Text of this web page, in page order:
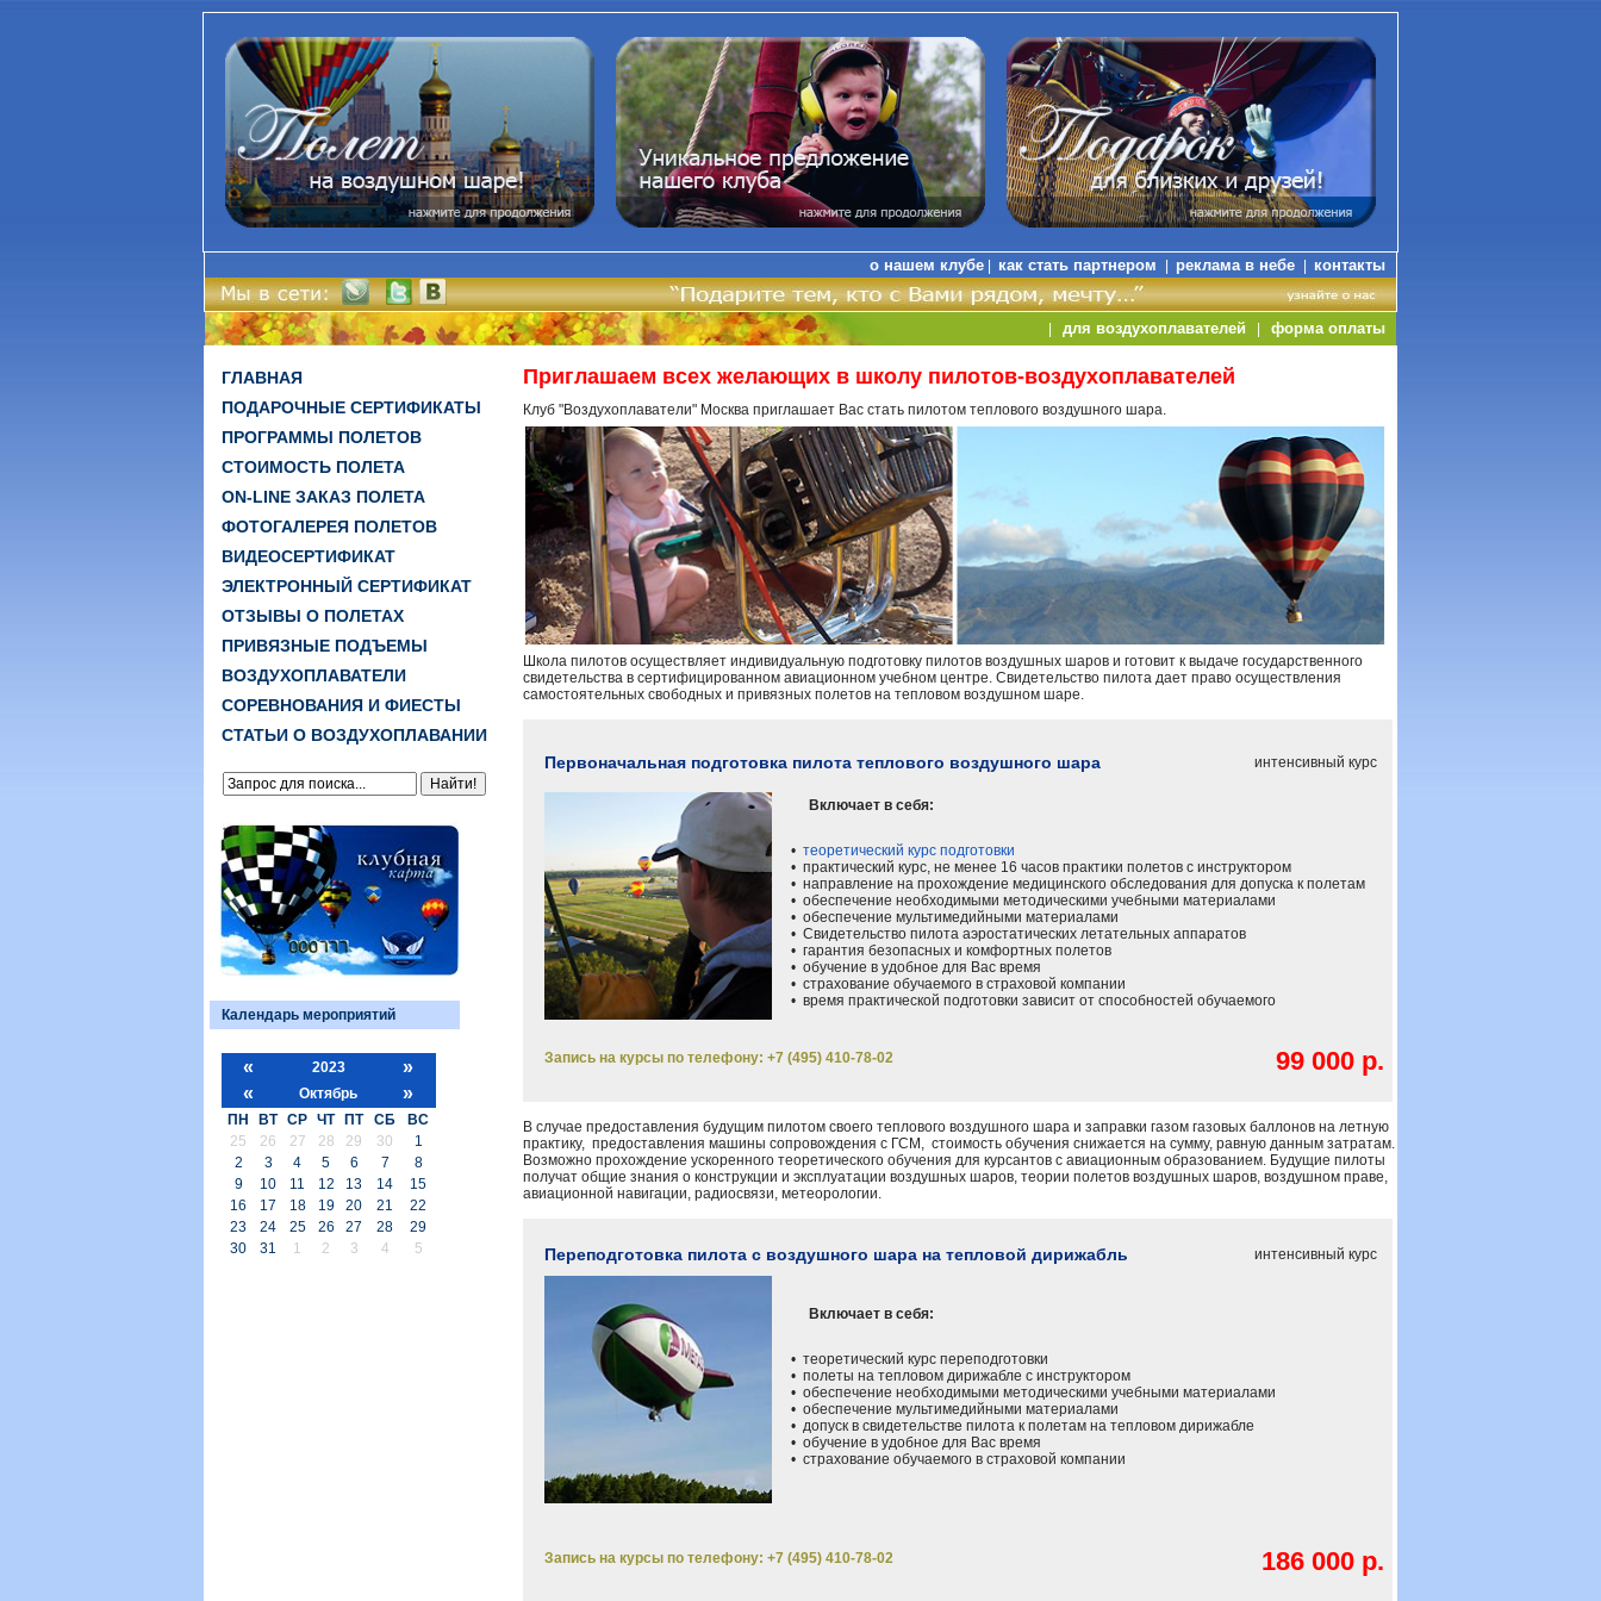
о нашем клубе как стать партнером реклама в небе контакты
для воздухоплавателей форма оплаты
ГЛАВНАЯ
ПОДАРОЧНЫЕ СЕРТИФИКАТЫ
ПРОГРАММЫ ПОЛЕТОВ
СТОИМОСТЬ ПОЛЕТА
ON-LINE ЗАКАЗ ПОЛЕТА
ФОТОГАЛЕРЕЯ ПОЛЕТОВ
ВИДЕОСЕРТИФИКАТ
ЭЛЕКТРОННЫЙ СЕРТИФИКАТ
ОТЗЫВЫ О ПОЛЕТАХ
ПРИВЯЗНЫЕ ПОДЪЕМЫ
ВОЗДУХОПЛАВАТЕЛИ
СОРЕВНОВАНИЯ И ФИЕСТЫ
СТАТЬИ О ВОЗДУХОПЛАВАНИИ
Календарь мероприятий
« 2023
»
«
Октябрь »
ПН ВТ СР ЧТ ПТ СБ
ВС
25
26 27 28 29 30
1
2
3 4 5 6 7
8
9
10 11 12 13 14
15
16
17 18 19 20 21
22
23
24 25 26 27 28
29
30
31 1 2 3 4 5
Приглашаем всех желающих в школу пилотов-воздухоплавателей
Клуб "Воздухоплаватели" Москва приглашает Вас стать пилотом теплового воздушного шара.
Школа пилотов осуществляет индивидуальную подготовку пилотов воздушных шаров и готовит к выдаче государственного
свидетельства в сертифицированном авиационном учебном центре. Свидетельство пилота дает право осуществления
самостоятельных свободных и привязных полетов на тепловом воздушном шаре.
Первоначальная подготовка пилота теплового воздушного шара интенсивный курс
Включает в себя:
• теоретический курс подготовки
• практический курс, не менее 16 часов практики полетов с инструктором
• направление на прохождение медицинского обследования для допуска к полетам
• обеспечение необходимыми методическими учебными материалами
• обеспечение мультимедийными материалами
• Свидетельство пилота аэростатических летательных аппаратов
• гарантия безопасных и комфортных полетов
• обучение в удобное для Вас время
• страхование обучаемого в страховой компании
• время практической подготовки зависит от способностей обучаемого
Запись на курсы по телефону: +7 (495) 410-78-02 99 000 р.
В случае предоставления будущим пилотом своего теплового воздушного шара и заправки газом газовых баллонов на летную
практику, предоставления машины сопровождения с ГСМ, стоимость обучения снижается на сумму, равную данным затратам.
Возможно прохождение ускоренного теоретического обучения для курсантов с авиационным образованием. Будущие пилоты
получат общие знания о конструкции и эксплуатации воздушных шаров, теории полетов воздушных шаров, воздушном праве,
авиационной навигации, радиосвязи, метеорологии.
Переподготовка пилота с воздушного шара на тепловой дирижабль интенсивный курс
Включает в себя:
• теоретический курс переподготовки
• полеты на тепловом дирижабле с инструктором
• обеспечение необходимыми методическими учебными материалами
• обеспечение мультимедийными материалами
• допуск в свидетельстве пилота к полетам на тепловом дирижабле
• обучение в удобное для Вас время
• страхование обучаемого в страховой компании
Запись на курсы по телефону: +7 (495) 410-78-02 186 000 р.